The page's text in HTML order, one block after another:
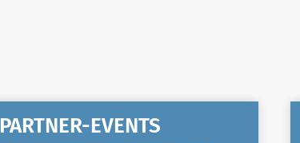
PARTNER-EVENTS